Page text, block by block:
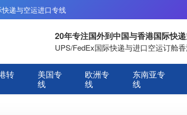
递与空运进口专线
20年专注国外到中国与香港国际快
UPS/FedEx国际快递与进口空运订舱
转
美国专
线
欧洲专
线
东南亚专
线